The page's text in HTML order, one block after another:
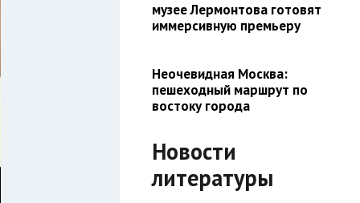
музее Лермонтова готовят
иммерсивную премьеру
Неочевидная Москва:
пешеходный маршрут по
востоку города
Новости
литературы